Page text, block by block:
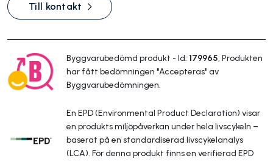
Till kontakt
Byggvarubedömd produkt - Id: 179965, Produkten
har fått bedömningen "Accepteras" av
Byggvarubedömningen.
En EPD (Environmental Product Declaration) visar
en produkts miljöpåverkan under hela livscykeln –
baserat på en standardiserad livscykelanalys
(LCA). För denna produkt finns en verifierad EPD